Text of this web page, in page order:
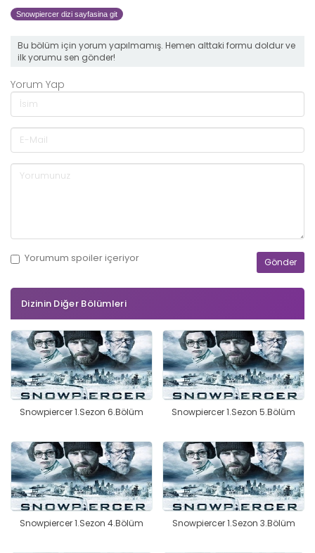
Snowpiercer dizi sayfasina git
Bu bölüm için yorum yapılmamış. Hemen alttaki formu doldur ve
ilk yorumu sen gönder!
Yorum Yap
Yorumum spoileriçeriyor
Dizinin Diğer Bölümleri
Snowpiercer 1.Sezon 6.Bölüm Snowpiercer 1.Sezon 5.Bölüm
Snowpiercer 1.Sezon 4.Bölüm Snowpiercer 1.Sezon 3.Bölüm